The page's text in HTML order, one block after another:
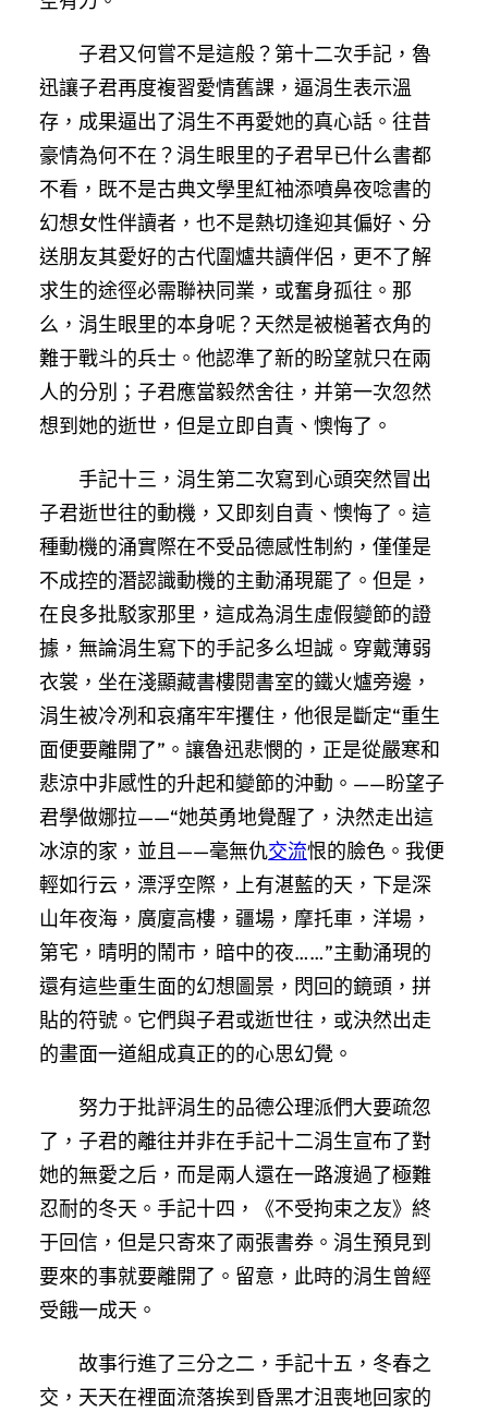
子君又何嘗不是這般？第十二次手記，魯
迅讓子君再度複習愛情舊課，逼涓生表示溫
存，成果逼出了涓生不再愛她的真心話。往昔
豪情為何不在？涓生眼里的子君早已什么書都
不看，既不是古典文學里紅袖添噴鼻夜唸書的
幻想女性伴讀者，也不是熱切逢迎其偏好、分
送朋友其愛好的古代圍爐共讀伴侶，更不了解
求生的途徑必需聯袂同業，或奮身孤往。那
么，涓生眼里的本身呢？天然是被槌著衣角的
難于戰斗的兵士。他認準了新的盼望就只在兩
人的分別；子君應當毅然舍往，并第一次忽然
想到她的逝世，但是立即自責、懊悔了。
手記十三，涓生第二次寫到心頭突然冒出
子君逝世往的動機，又即刻自責、懊悔了。這
種動機的涌實際在不受品德感性制約，僅僅是
不成控的潛認識動機的主動涌現罷了。但是，
在良多批駁家那里，這成為涓生虛假變節的證
據，無論涓生寫下的手記多么坦誠。穿戴薄弱
衣裳，坐在淺顯藏書樓閱書室的鐵火爐旁邊，
涓生被冷冽和哀痛牢牢攫住，他很是斷定“重生
面便要離開了”。讓魯迅悲憫的，正是從嚴寒和
悲涼中非感性的升起和變節的沖動。——盼望子
君學做娜拉——“她英勇地覺醒了，決然走出這
冰涼的家，並且——毫無仇交流恨的臉色。我便
輕如行云，漂浮空際，上有湛藍的天，下是深
山年夜海，廣廈高樓，疆場，摩托車，洋場，
第宅，晴明的鬧市，暗中的夜……”主動涌現的
還有這些重生面的幻想圖景，閃回的鏡頭，拼
貼的符號。它們與子君或逝世往，或決然出走
的畫面一道組成真正的的心思幻覺。
努力于批評涓生的品德公理派們大要疏忽
了，子君的離往并非在手記十二涓生宣布了對
她的無愛之后，而是兩人還在一路渡過了極難
忍耐的冬天。手記十四，《不受拘束之友》終
于回信，但是只寄來了兩張書券。涓生預見到
要來的事就要離開了。留意，此時的涓生曾經
受餓一成天。
故事行進了三分之二，手記十五，冬春之
交，天天在裡面流落挨到昏黑才沮喪地回家的